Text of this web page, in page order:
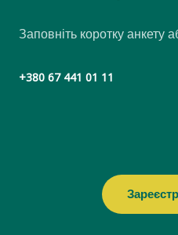
Заповніть коротку анкету
+380 67 441 01 11